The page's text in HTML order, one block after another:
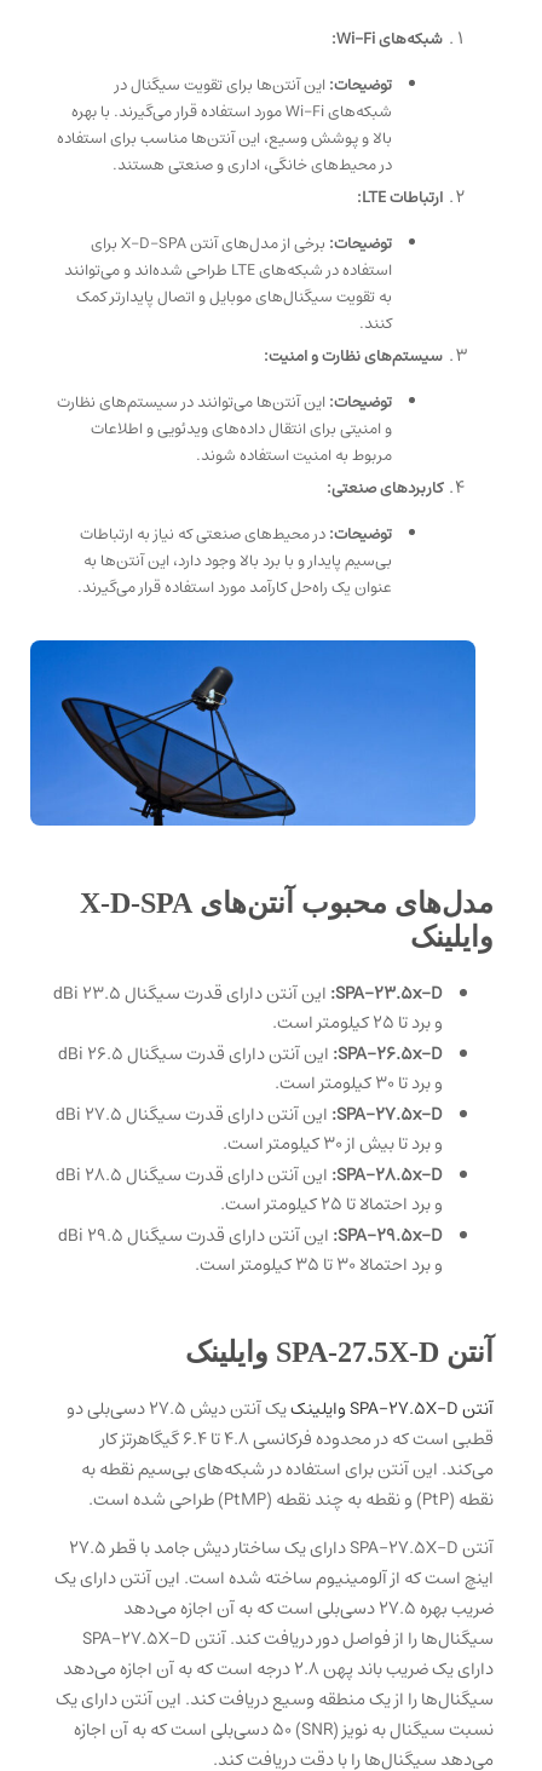
شبکه‌های Wi-Fi:
توضیحات: این آنتن‌ها برای تقویت سیگنال در
شبکه‌های Wi-Fi مورد استفاده قرار می‌گیرند. با بهره
بالا و پوشش وسیع، این آنتن‌ها مناسب برای استفاده
در محیط‌های خانگی، اداری و صنعتی هستند.
ارتباطات LTE:
توضیحات:
برخی از مدل‌های آنتن X-D-SPA برای
استفاده در شبکه‌های LTE طراحی شده‌اند و می‌توانند
به تقویت سیگنال‌های موبایل و اتصال پایدارتر کمک
کنند.
سیستم‌های نظارت و امنیت:
توضیحات: این آنتن‌ها می‌توانند در سیستم‌های نظارت
و امنیتی برای انتقال داده‌های ویدئویی و اطلاعات
مربوط به امنیت استفاده شوند.
کاربردهای صنعتی:
توضیحات:در محیط‌های صنعتی که نیاز به ارتباطات
بی‌سیم پایدار و با برد بالا وجود دارد، این آنتن‌ها به
عنوان یک راه‌حل کارآمد مورد استفاده قرار می‌گیرند.
مدل‌های محبوب آنتن‌های X-D-SPA
وایلینک
SPA-23.5x-D:
این آنتن دارای قدرت سیگنال 23.5 dBi
و برد تا 25 کیلومتر است.
SPA-26.5x-D:
این آنتن دارای قدرت سیگنال 26.5 dBi
و برد تا 30 کیلومتر است.
SPA-27.5x-D:
این آنتن دارای قدرت سیگنال 27.5 dBi
و برد تا بیش از 30 کیلومتر است.
SPA-28.5x-D:
این آنتن دارای قدرت سیگنال 28.5 dBi
و برد احتمالا تا 25 کیلومتر است.
SPA-29.5x-D:
این آنتن دارای قدرت سیگنال 29.5 dBi
و برد احتمالا 30 تا 35 کیلومتر است.
آنتن SPA-27.5X-D وایلینک
آنتن SPA-27.5X-D وایلینک
یک آنتن دیش 27.5 دسی‌بلی دو
قطبی است که در محدوده فرکانسی 4.8 تا 6.4 گیگاهرتز کار
می‌کند. این آنتن برای استفاده در شبکه‌های بی‌سیم نقطه به
نقطه (PtP) و نقطه به چند نقطه (PtMP) طراحی شده است.
آنتن SPA-27.5X-D دارای یک ساختار دیش جامد با قطر 27.5
اینچ است که از آلومینیوم ساخته شده است. این آنتن دارای یک
ضریب بهره 27.5 دسی‌بلی است که به آن اجازه می‌دهد
سیگنال‌ها را از فواصل دور دریافت کند. آنتن SPA-27.5X-D
دارای یک ضریب باند پهن 2.8 درجه است که به آن اجازه می‌دهد
سیگنال‌ها را از یک منطقه وسیع دریافت کند. این آنتن دارای یک
نسبت سیگنال به نویز (SNR) 50 دسی‌بلی است که به آن اجازه
می‌دهد سیگنال‌ها را با دقت دریافت کند.